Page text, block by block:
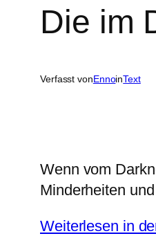
Die im
Verfasst vonEnnoinText
Wenn vom
Minderheiten
Weiterlesen in